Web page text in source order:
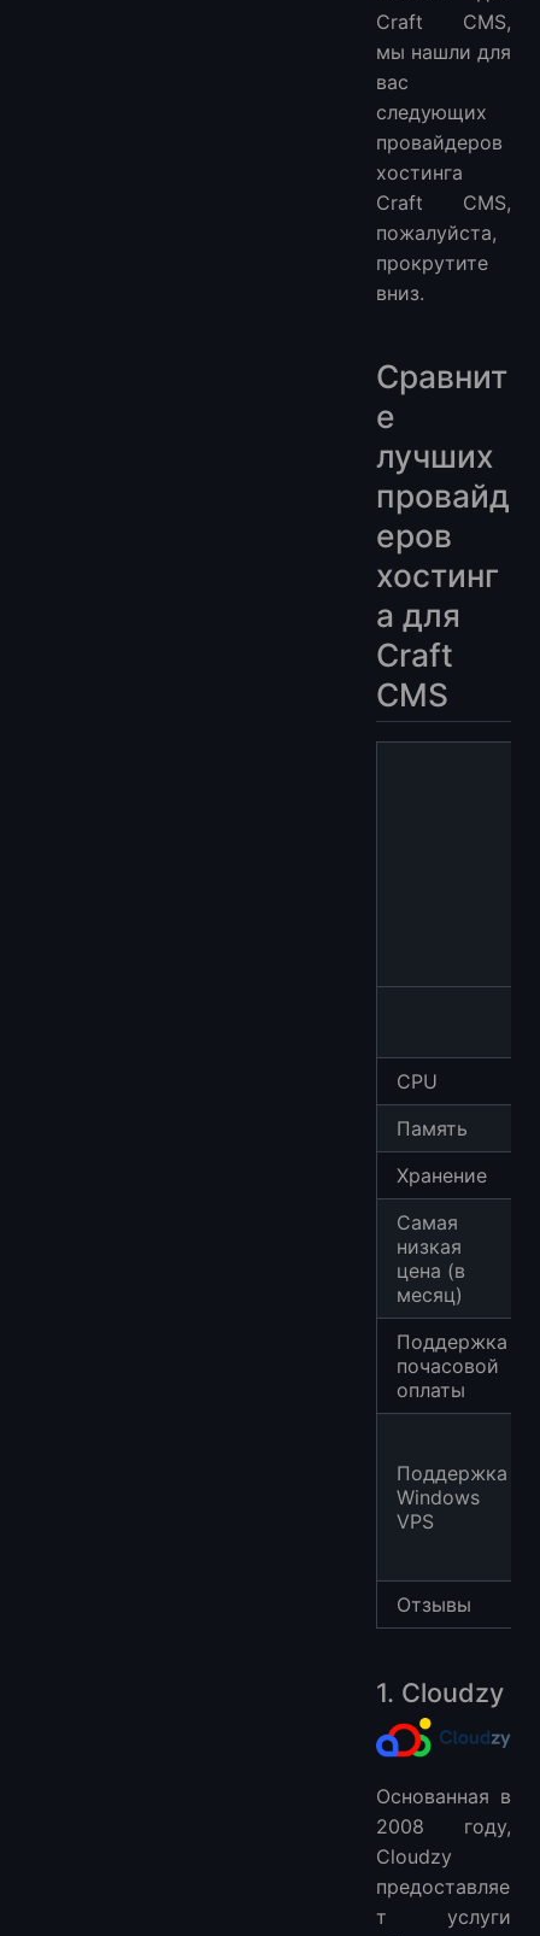
Craft CMS,
мы нашли для
вас
следующих
провайдеров
хостинга
Craft CMS,
пожалуйста,
прокрутите
вниз.
Сравнит
е
лучших
провайд
еров
хостинг
а для
Craft
CMS
CPU
Память
Хранение
Самая
низкая
цена (в
месяц)
Поддержка
почасовой
оплаты
Поддержка
Windows
VPS
Отзывы
1. Cloudzy
Основанная в
2008 году,
Cloudzy
предоставляе
т услуги